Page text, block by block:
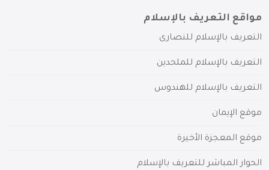
مواقع التعريف بالإسلام
التعريف بالإسلام للنصارى
التعريف بالإسلام للملحدين
التعريف بالإسلام للهندوس
موقع الإيمان
موقع المعجزة الأخيرة
الحوار المباشر للتعريف بالإسلام